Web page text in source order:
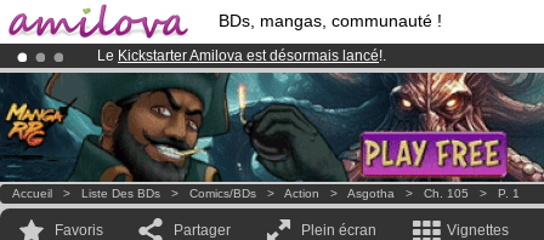
BDs, mangas, communauté !
Le Kickstarter Amilova est désormais lancé!.
Déjà 100000membreset 1000BDs & Mangas!
Abonnement premium: à partir de
3.95 eurospar mois !Clique ici
Accueil > Liste Des BDs > Comics/BDs > Action > Asgotha > Ch. 105 > P. 1
Favoris Partager Plein écran Vignettes